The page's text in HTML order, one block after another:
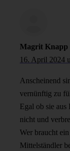
Magrit Knapp
16. April 2024
Anscheinend
vernünftig zu
Egal ob sie aus
nicht und
Wer braucht
Mittelständler